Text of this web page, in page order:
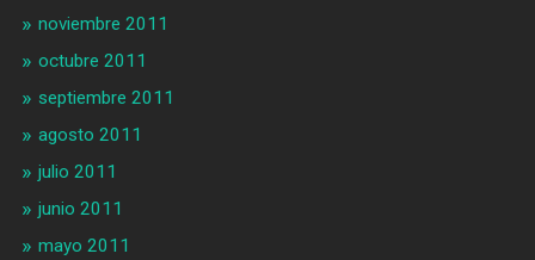
noviembre 2011
octubre 2011
septiembre 2011
agosto 2011
julio 2011
junio 2011
mayo 2011